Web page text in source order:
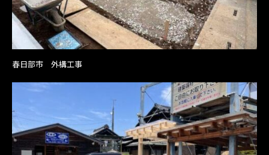
春日部市 外構工事